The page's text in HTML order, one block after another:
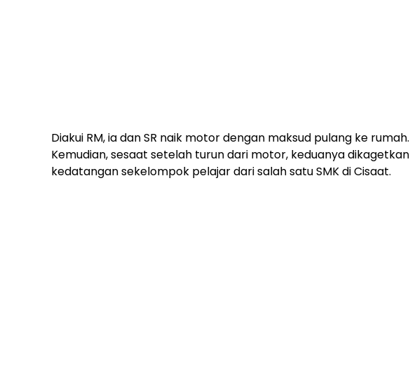
Diakui RM, ia dan SR naik motor dengan maksud pulang ke rumah.
Kemudian, sesaat setelah turun dari motor, keduanya dikagetkan
kedatangan sekelompok pelajar dari salah satu SMK di Cisaat.